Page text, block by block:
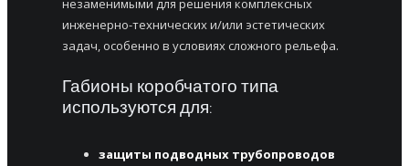
незаменимыми для решения комплексных
инженерно-технических и/или эстетических
задач, особенно в условиях сложного рельефа.
Габионы коробчатого типа
используются для:
защиты подводных трубопроводов